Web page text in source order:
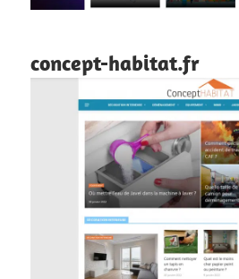
concept-habitat.fr